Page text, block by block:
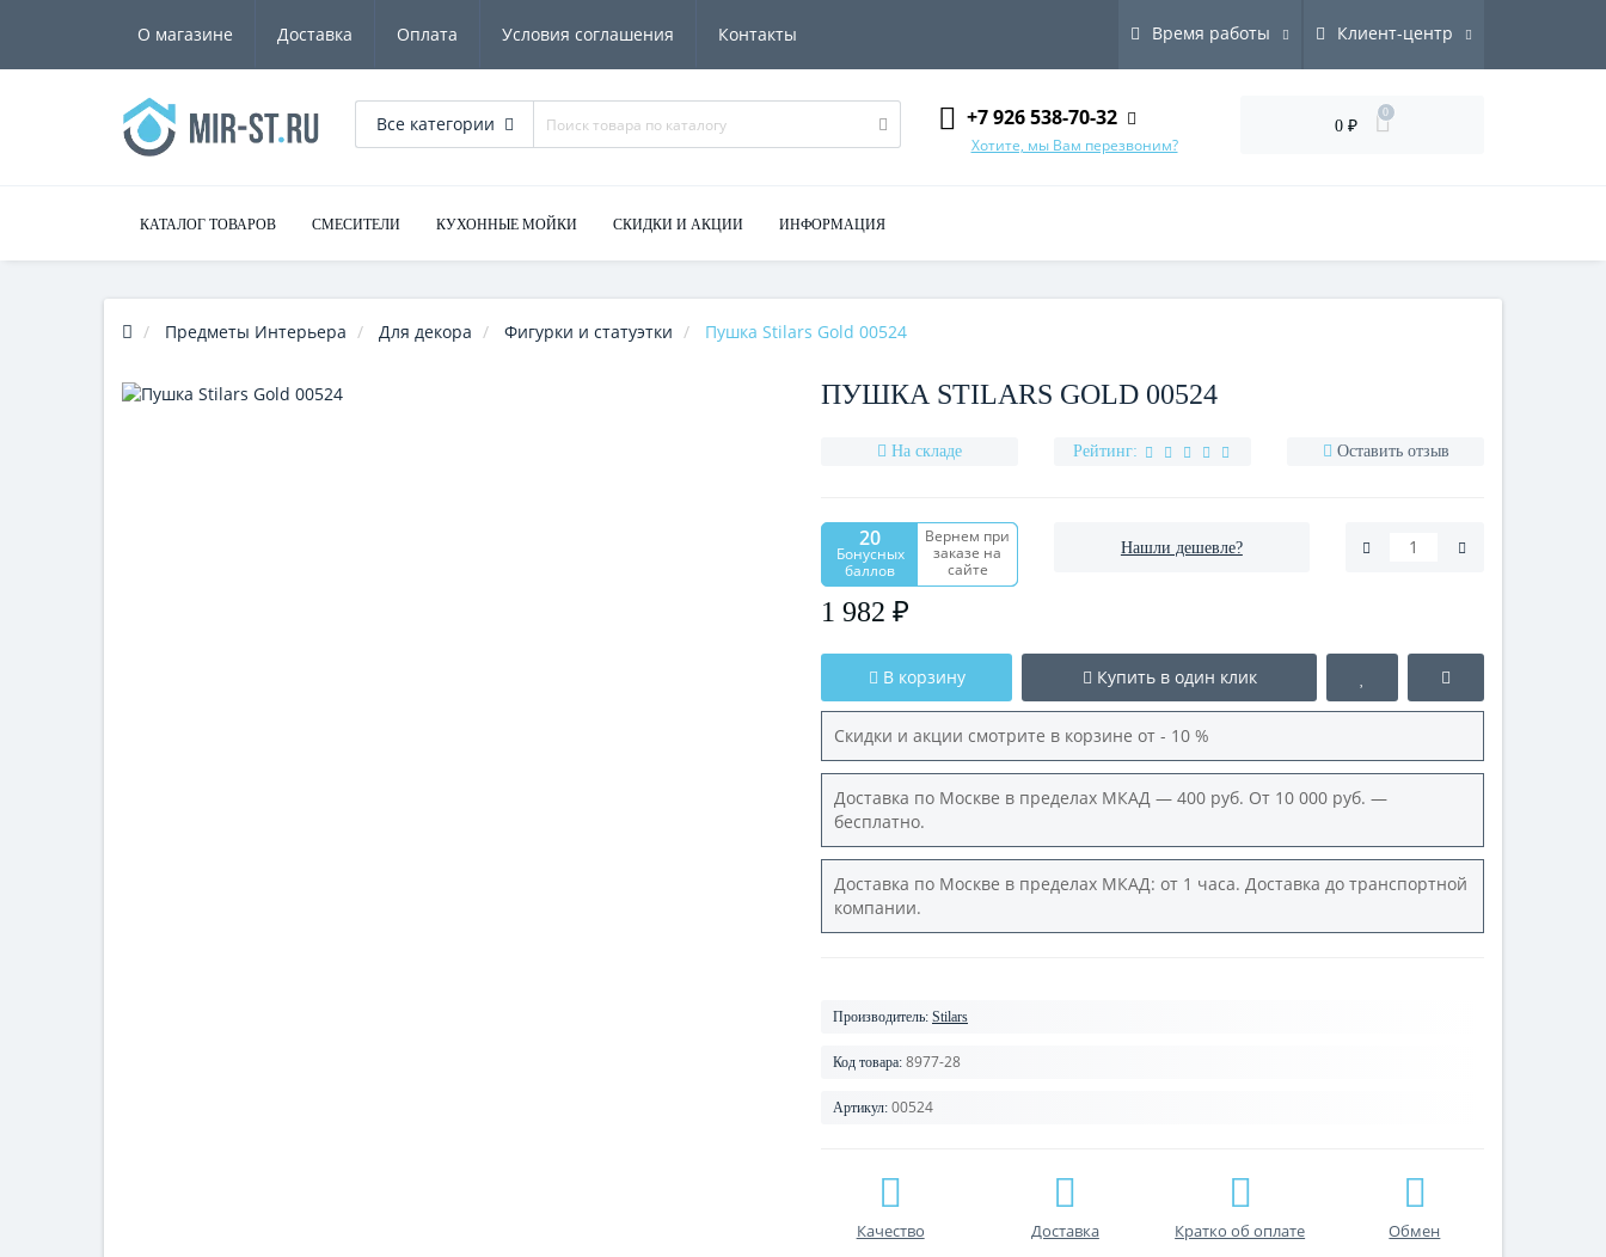
О магазине Доставка Оплата Условия соглашения Контакты Время работы Клиент-центр
Все категории +7 926 538-70-32
Хотите, мы Вам перезвоним?
0 ₽
0
КАТАЛОГ ТОВАРОВ СМЕСИТЕЛИ КУХОННЫЕ МОЙКИ СКИДКИ И АКЦИИ ИНФОРМАЦИЯ
Предметы Интерьера Для декора Фигурки и статуэтки Пушка Stilars Gold 00524
ПУШКА STILARS GOLD 00524
На складе Рейтинг: Оставить отзыв
20
Бонусных
баллов
Вернем при
заказе на
сайте
1 982 ₽
Нашли дешевле?
В корзину Купить в один клик
Скидки и акции смотрите в корзине от - 10 %
Доставка по Москве в пределах МКАД — 400 руб. От 10 000 руб. —
бесплатно.
Доставка по Москве в пределах МКАД: от 1 часа. Доставка до транспортной
компании.
Производитель: Stilars
Код товара: 8977-28
Артикул: 00524
Качество Доставка Кратко об оплате Обмен